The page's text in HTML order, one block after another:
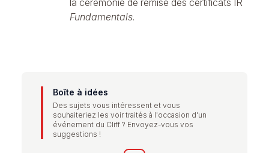
la cérémonie de remise des certificats IR
Fundamentals.
Boîte à idées
Des sujets vous intéressent et vous
souhaiteriez les voir traités à l'occasion d'un
événement du Cliff ? Envoyez-vous vos
suggestions !